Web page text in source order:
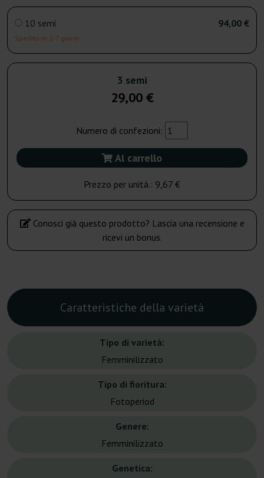
10 semi
Spedito in 3-7 giorni
94,00 €
3 semi
29,00 €
Numero di confezioni:
Al carrello
Prezzo per unità.: 9,67 €
Conosci già questo prodotto? Lascia una recensione e
ricevi un bonus.
Caratteristiche della varietà
Tipo di varietà:
Femminilizzato
Tipo di fioritura:
Fotoperiod
Genere:
Femminilizzato
Genetica: